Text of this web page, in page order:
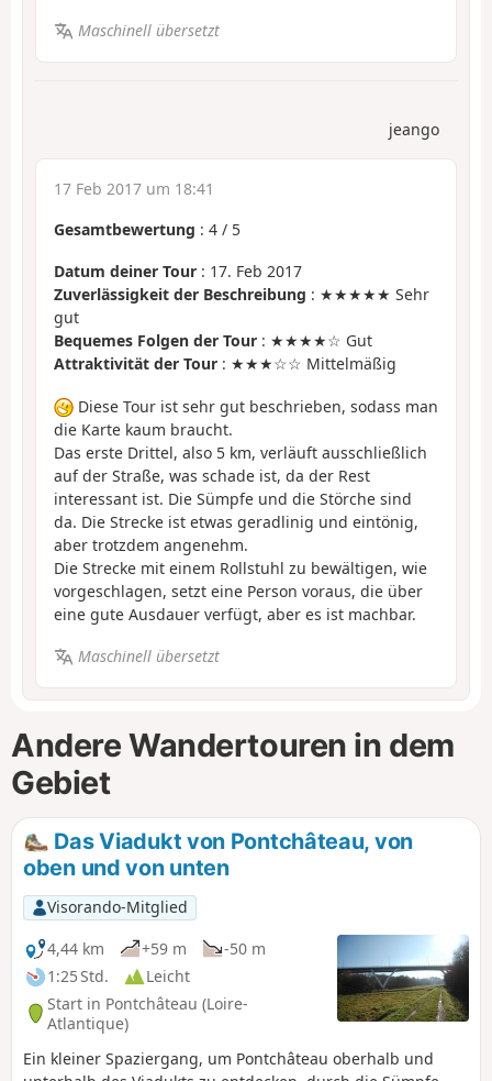
Maschinell übersetzt
jeango
17 Feb 2017 um 18:41
Gesamtbewertung : 4 / 5
Datum deiner Tour : 17. Feb 2017
Zuverlässigkeit der Beschreibung : ★★★★★ Sehr
gut
Bequemes Folgen der Tour : ★★★★☆ Gut
Attraktivität der Tour : ★★★☆☆ Mittelmäßig
Diese Tour ist sehr gut beschrieben, sodass man
die Karte kaum braucht.
Das erste Drittel, also 5 km, verläuft ausschließlich
auf der Straße, was schade ist, da der Rest
interessant ist. Die Sümpfe und die Störche sind
da. Die Strecke ist etwas geradlinig und eintönig,
aber trotzdem angenehm.
Die Strecke mit einem Rollstuhl zu bewältigen, wie
vorgeschlagen, setzt eine Person voraus, die über
eine gute Ausdauer verfügt, aber es ist machbar.
Maschinell übersetzt
Andere Wandertouren in dem
Gebiet
Das Viadukt von Pontchâteau, von
oben und von unten
Visorando-Mitglied
4,44 km
+59 m
-50 m
1:25 Std.
Leicht
Start in Pontchâteau (Loire-
Atlantique)
Ein kleiner Spaziergang, um Pontchâteau oberhalb und